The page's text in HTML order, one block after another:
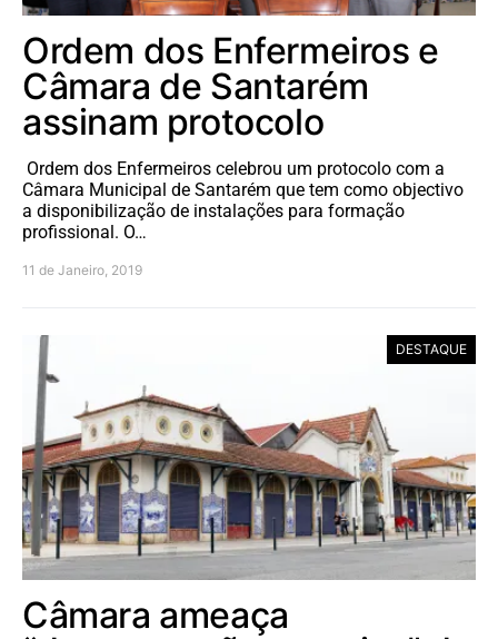
Ordem dos Enfermeiros e
Câmara de Santarém
assinam protocolo
Ordem dos Enfermeiros celebrou um protocolo com a
Câmara Municipal de Santarém que tem como objectivo
a disponibilização de instalações para formação
profissional. O…
11 de Janeiro, 2019
DESTAQUE
Câmara ameaça